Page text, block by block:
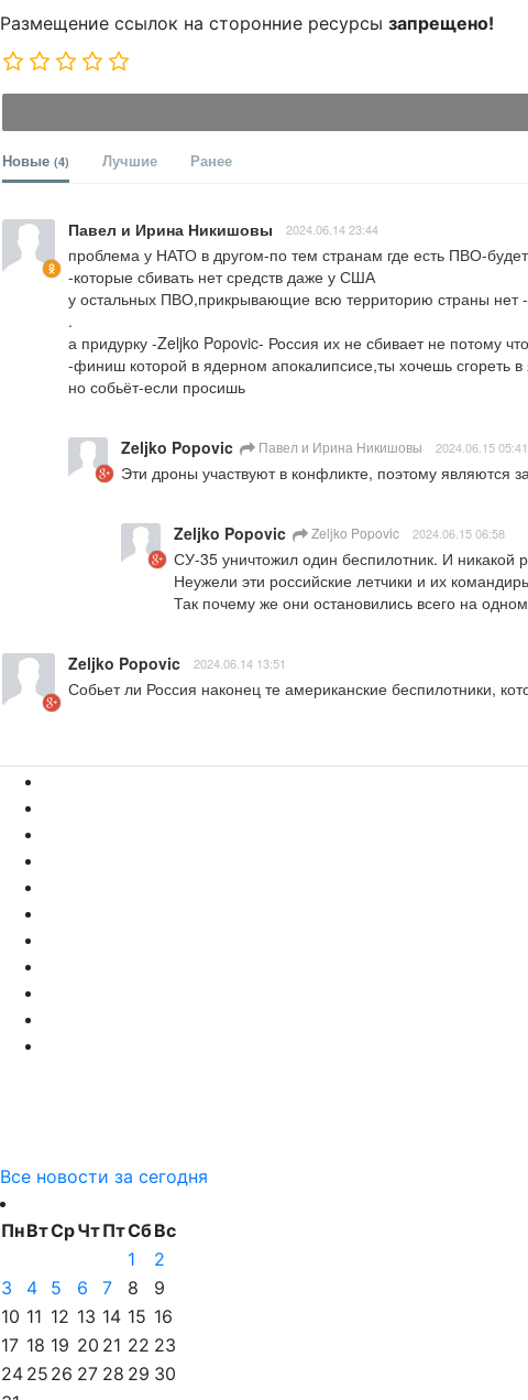
Размещение ссылок на сторонние ресурсы запрещено!
Новые (4) Лучшие Ранее
Павел и Ирина Никишовы 2024.06.14 23:44
проблема у НАТО в другом-по тем странам где есть ПВО-
-которые сбивать нет средств даже у США
у остальных ПВО,прикрывающие всю территорию страны нет
.
а придурку -Zeljko Popovic- Россия их не сбивает не потому
-финиш которой в ядерном апокалипсисе,ты хочешь сгореть
но собьёт-если просишь
Zeljko Popovic Павел и Ирина Никишовы 2024.06.15 05:41
Эти дроны участвуют в конфликте, поэтому являются
Zeljko Popovic Zeljko Popovic 2024.06.15 06:58
СУ-35 уничтожил один беспилотник. И
Неужели эти российские летчики и их
Так почему же они остановились всего на
Zeljko Popovic 2024.06.14 13:51
Собьет ли Россия наконец те американские беспилотники,
Все новости за сегодня
ПнВтСрЧтПтСбВс
1
2
3
4 5 6 7 8
9
10 11 12 13 14 15 16
17 18 19 20 21 22 23
24 25 26 27 28 29 30